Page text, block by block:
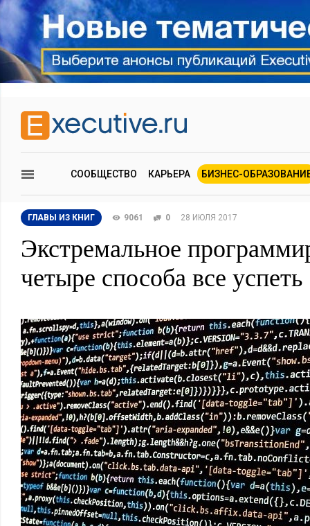
СООБЩЕСТВО КАРЬЕРА БИЗНЕС-
ГЛАВЫ ИЗ КНИГ 9061 0 28 ИЮЛЯ 2017
Экстремальное
четыре способа все успеть